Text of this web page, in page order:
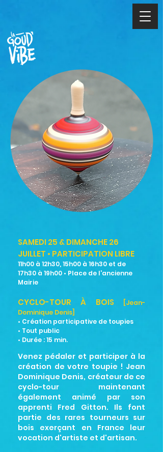
SAMEDI 25 & DIMANCHE 26
JUILLET • PARTICIPATION LIBRE
11h00 à 12h30, 15h00 à 16h30 et de
17h30 à 19h00 • Place de l'ancienne
Mairie
CYCLO-TOUR À BOIS
[Jean-
Dominique Denis]
• Création participative de toupies
• Tout public
• Durée : 15 min.
Venez pédaler et participer à la
création de votre toupie ! Jean
Dominique Denis, créateur de ce
cyclo-tour maintenant
également animé par son
apprenti Fred Gitton. Ils font
partie des rares tourneurs sur
bois exerçant en France leur
vocation d'artiste et d'artisan.